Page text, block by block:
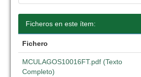
Ficheros en este ítem:
Fichero
MCULAGOS10016FT.pdf (Texto
Completo)